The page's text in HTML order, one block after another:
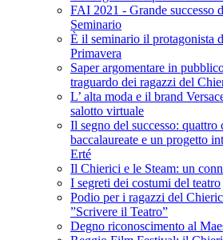
FAI 2021 - Grande successo
Seminario
È il seminario il protagonista
Primavera
Saper argomentare in
traguardo dei ragazzi del
L’ alta moda e il brand
salotto virtuale
Il segno del successo: quattro
baccalaureate e un progetto
Erté
Il Chierici e le Steam: un
I segreti dei costumi del teatro
Podio per i ragazzi del
”Scrivere il Teatro”
Degno riconoscimento al